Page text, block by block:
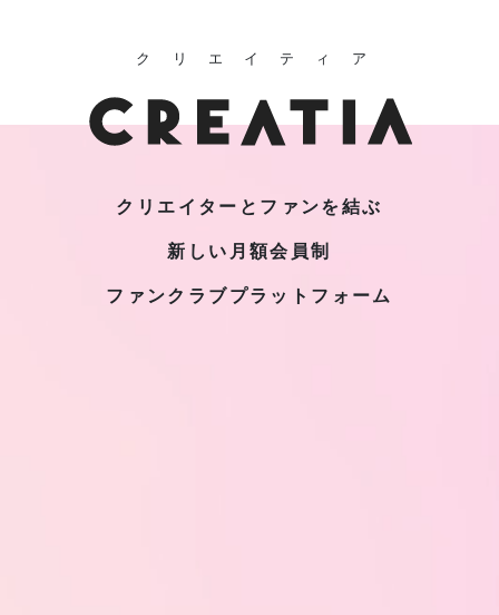
クリエイティア
クリエイターとファンを結ぶ
新しい月額会員制
ファンクラブプラットフォーム